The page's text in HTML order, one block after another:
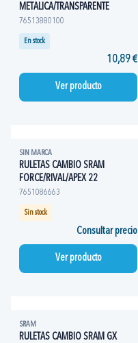
METALICA/TRANSPARENTE
76513880100
En stock
10,89 €
Ver producto
SIN MARCA
RULETAS CAMBIO SRAM
FORCE/RIVAL/APEX 22
7651086663
Sin stock
Consultar precio
Ver producto
SRAM
RULETAS CAMBIO SRAM GX